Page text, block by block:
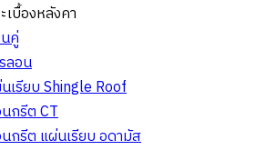
เบื้องหลังคา
คู่
ลอน
เรียบ Shingle Roof
กรีต CT
กรีต แผ่นเรียบ อดามัส